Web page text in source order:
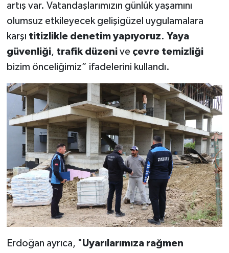
artış var. Vatandaşlarımızın günlük yaşamını
olumsuz etkileyecek gelişigüzel uygulamalara
karşı titizlikle denetim yapıyoruz. Yaya
güvenliği, trafik düzenive çevre temizliği
bizim önceliğimiz” ifadelerini kullandı.
Erdoğan ayrıca, "Uyarılarımıza rağmen